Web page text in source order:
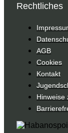
Rechtliches
AGB
Cookies
Kontakt
Hinweise